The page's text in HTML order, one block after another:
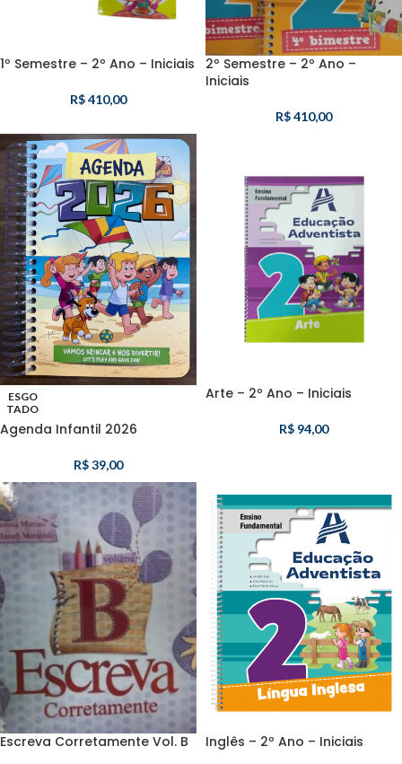
1º Semestre – 2º Ano – Iniciais
R$410,00
2º Semestre – 2º Ano –
Iniciais
R$410,00
ESGO
TADO
Agenda Infantil 2026
R$39,00
Arte – 2º Ano – Iniciais
R$ 94,00
Escreva Corretamente Vol. B Inglês – 2º Ano – Iniciais